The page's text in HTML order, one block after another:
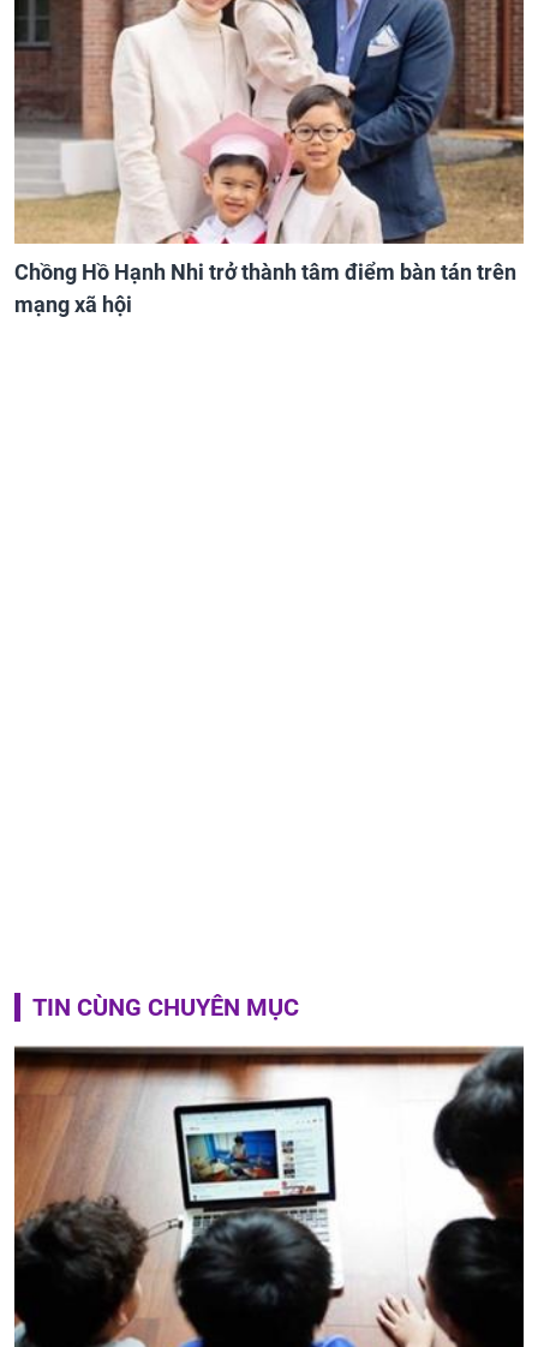
Chồng Hồ Hạnh Nhi trở thành tâm điểm bàn tán trên
mạng xã hội
TIN CÙNG CHUYÊN MỤC